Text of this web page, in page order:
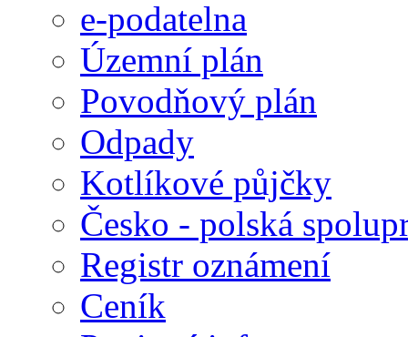
e-podatelna
Územní plán
Povodňový plán
Odpady
Kotlíkové půjčky
Česko - polská
Registr oznámení
Ceník